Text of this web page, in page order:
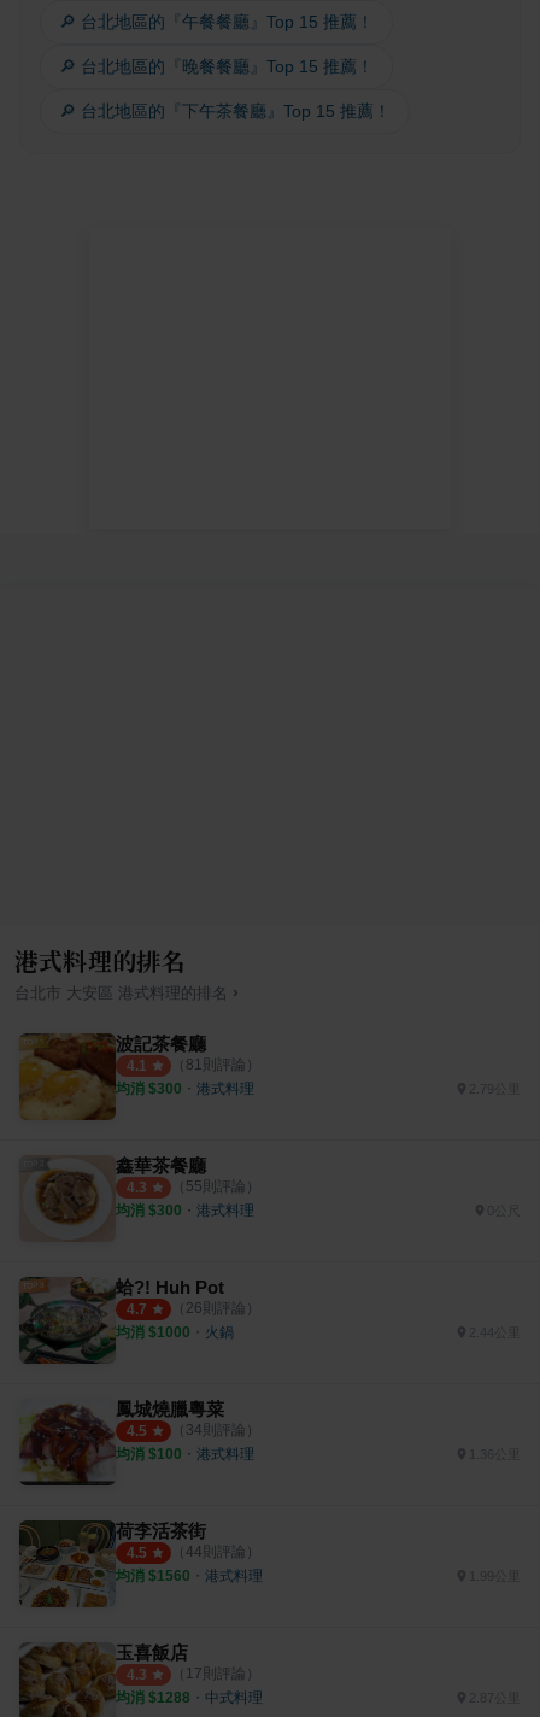
🔎 台北地區的『午餐餐廳』Top 15 推薦！
🔎 台北地區的『晚餐餐廳』Top 15 推薦！
🔎 台北地區的『下午茶餐廳』Top 15 推薦！
港式料理的排名
台北市 大安區 港式料理 的排名 ›
波記茶餐廳
4.1 （ 81則評論）
均消 $300 ・ 港式料理
鑫華茶餐廳
4.3 （ 55則評論）
均消 $300 ・ 港式料理
蛤?! Huh Pot
4.7 （ 26則評論）
均消 $1000 ・ 火鍋
鳳城燒臘粵菜
4.5 （ 34則評論）
均消 $100 ・ 港式料理
荷李活茶街
4.5 （ 44則評論）
均消 $1560 ・ 港式料理
玉喜飯店
4.3 （ 17則評論）
均消 $1288 ・ 中式料理